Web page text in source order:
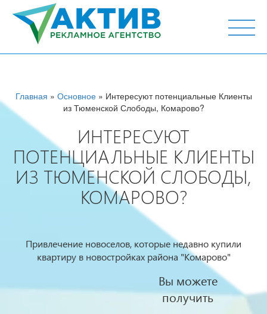
г. Тюмень, ул. М.Горького 44, офис 204
Главная » Основное» Интересуют потенциальные Клиенты
из Тюменской Слободы, Комарово?
ИНТЕРЕСУЮТ
ПОТЕНЦИАЛЬНЫЕ КЛИЕНТЫ
ИЗ ТЮМЕНСКОЙ СЛОБОДЫ,
КОМАРОВО?
Привлечение новоселов, которые недавно купили
квартиру в новостройках района "Комарово"
Вы можете
получить